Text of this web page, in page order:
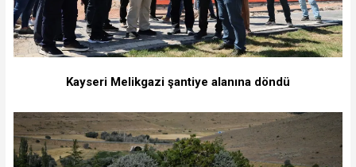
Kayseri Melikgazi şantiye alanına döndü